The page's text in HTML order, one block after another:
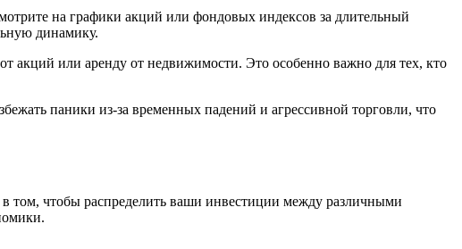
на графики акций или фондовых индексов за длительный
динамику.
акций или аренду от недвижимости. Это особенно важно для тех, кто
паники из-за временных падений и агрессивной торговли, что
том, чтобы распределить ваши инвестиции между различными